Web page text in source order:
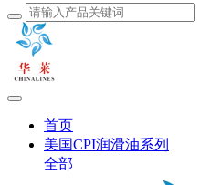
首页
美国CPI润滑油系列
全部